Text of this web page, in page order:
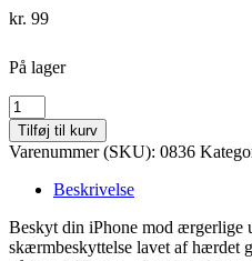
kr. 99
På lager
skærmbeskyttelse
inkl.
montering
antal
Tilføj til kurv
Varenummer (SKU): 0836
Beskrivelse
Beskyt din iPhone mod ærgerlige
skærmbeskyttelse lavet af hærdet